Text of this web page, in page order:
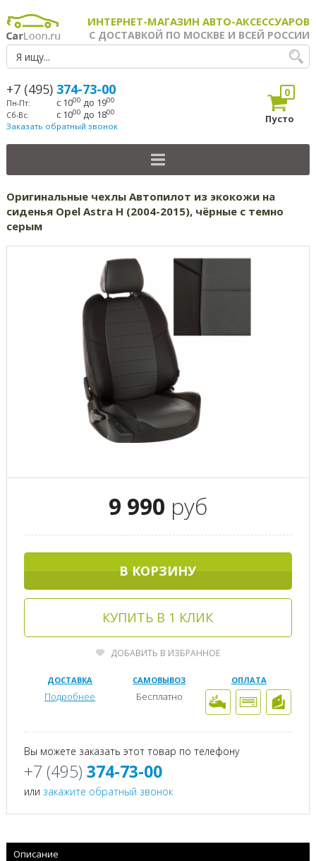
ИНТЕРНЕТ-МАГАЗИН АВТО-АКСЕССУАРОВ
С ДОСТАВКОЙ ПО МОСКВЕ И ВСЕЙ РОССИИ
+7 (495) 374-73-00
Пн-Пт: с 1000 до 1900
Сб-Вс: с 1000 до 1800
Заказать обратный звонок
0
Пусто
Оригинальные чехлы Автопилот из экокожи на
сиденья Opel Astra H (2004-2015), чёрные с темно
серым
9 990 руб
В КОРЗИНУ
КУПИТЬ В 1 КЛИК
ДОБАВИТЬ В ИЗБРАННОЕ
ДОСТАВКА
Подробнее
САМОВЫВОЗ
Бесплатно
ОПЛАТА
Вы можете заказать этот товар по телефону
+7 (495) 374-73-00
или закажите обратный звонок
Описание